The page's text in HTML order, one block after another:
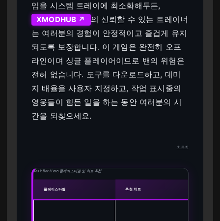
임을 시스템 트레이에 최소화해두든,
XMODHUB ↗
의 신뢰할 수 있는 트레이너
는 여러분의 경험이 안정적이고 즐겁게 유지
되도록 보장합니다. 이 게임은 완전히 오프
라인이며 싱글 플레이어이므로 밴의 위험은
전혀 없습니다. 도구를 다운로드하고, 데미
지 배율을 사용자 지정하고, 작업 표시줄의
영웅들이 힘든 일을 하는 동안 여러분의 시
간을 되찾으세요.
↑ 목차
Task Bar Hero 플레이스타일 및 치트 추천
플레이스타일 추천 치트